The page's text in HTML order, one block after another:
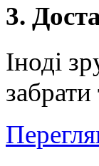
3.
Іноді